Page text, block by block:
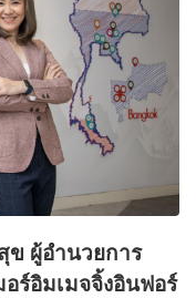
ข ผู้อำนวยการ
ร์อิมเมจจิ้งอินฟอร์